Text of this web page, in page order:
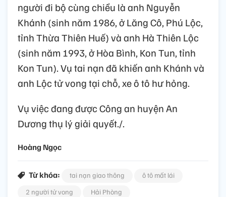
người đi bộ cùng chiều là anh Nguyễn
Khánh (sinh năm 1986, ở Lăng Cô, Phú Lộc,
tỉnh Thừa Thiên Huế) và anh Hà Thiên Lộc
(sinh năm 1993, ở Hòa Bình, Kon Tun, tỉnh
Kon Tun). Vụ tai nạn đã khiến anh Khánh và
anh Lộc tử vong tại chỗ, xe ô tô hư hỏng.
Vụ việc đang được Công an huyện An
Dương thụ lý giải quyết./.
Hoàng Ngọc
Từ khóa: tai nạn giao thông
ô tô mất lái
2 người tử vong
Hải Phòng